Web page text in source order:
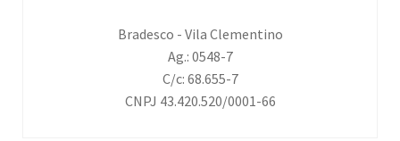
Bradesco - Vila Clementino
Ag.: 0548-7
C/c: 68.655-7
CNPJ 43.420.520/0001-66